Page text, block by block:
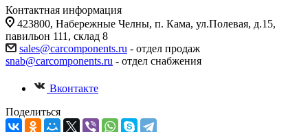
Контактная информация
423800, Набережные Челны, п. Кама, ул.Полевая, д.15,
павильон 111, склад 8
sales@carcomponents.ru - отдел продаж
snab@carcomponents.ru - отдел снабжения
Вконтакте
Поделиться